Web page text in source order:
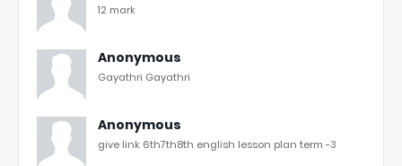
12 mark
Anonymous
Gayathri Gayathri
Anonymous
give link 6th7th8th english lesson plan term -3